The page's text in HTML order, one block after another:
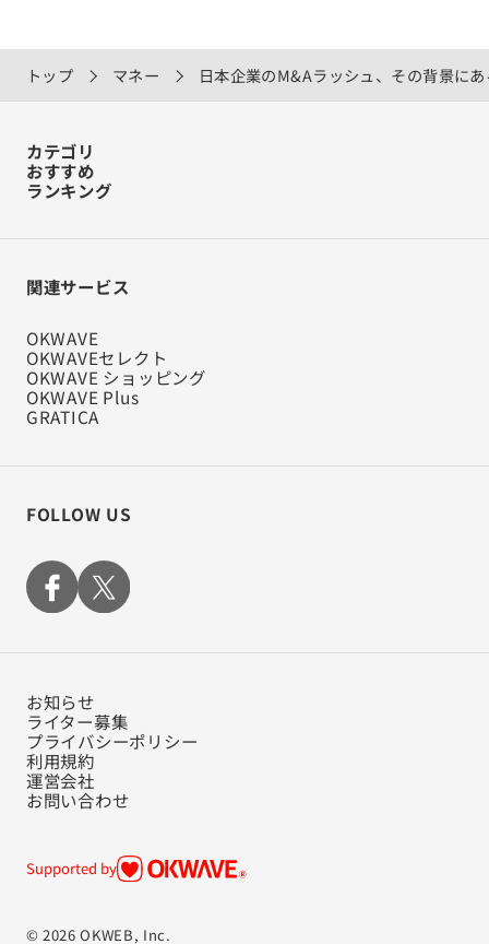
トップ マネー 日本企業のM&Aラッシュ、その背景に
カテゴリ
おすすめ
ランキング
関連サービス
OKWAVE
OKWAVEセレクト
OKWAVE ショッピング
OKWAVE Plus
GRATICA
FOLLOW US
お知らせ
ライター募集
プライバシーポリシー
利用規約
運営会社
お問い合わせ
Supported by
© 2026 OKWEB, Inc.